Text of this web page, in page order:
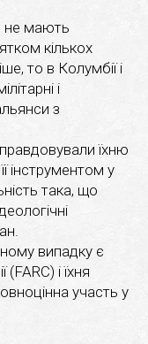
не мають
кількох
то в Колумбії і
і
з
їхню
інструментом у
така, що
випадку є
і їхня
участь у